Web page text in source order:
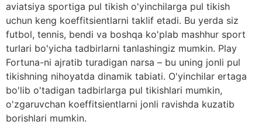
aviatsiya sportiga pul tikish o'yinchilarga pul tikish
uchun keng koeffitsientlarni taklif etadi. Bu yerda siz
futbol, ​​tennis, bendi va boshqa ko'plab mashhur sport
turlari bo'yicha tadbirlarni tanlashingiz mumkin. Play
Fortuna-ni ajratib turadigan narsa – bu uning jonli pul
tikishning nihoyatda dinamik tabiati. O'yinchilar ertaga
bo'lib o'tadigan tadbirlarga pul tikishlari mumkin,
o'zgaruvchan koeffitsientlarni jonli ravishda kuzatib
borishlari mumkin.